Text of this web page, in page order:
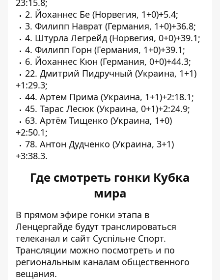
23:15.8;
2. Йоханнес Бе (Норвегия, 1+0)+5.4;
3. Филипп Наврат (Германия, 1+0)+36.8;
4. Штурла Легрейд (Норвегия, 0+0)+39.1;
4. Филипп Горн (Германия, 1+0)+39.1;
6. Йоханнес Кюн (Германия, 0+0)+44.3;
22. Дмитрий Пидручный (Украина, 1+1)
+1:29.3;
44. Артем Прима (Украина, 1+1)+2:18.1;
45. Тарас Лесюк (Украина, 0+1)+2:24.9;
63. Артём Тищенко (Украина, 1+0)
+2:50.1;
78. Антон Дудченко (Украина, 3+1)
+3:38.3.
Где смотреть гонки Кубка
мира
В прямом эфире гонки этапа в
Ленцергайде будут транслироваться
телеканал и сайт Суспільне Спорт.
Трансляции можно посмотреть и по
региональным каналам общественного
вещания.